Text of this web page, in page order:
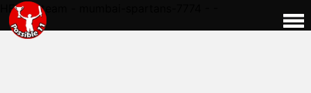
HERE - team - mumbai-spartans-7774 - -